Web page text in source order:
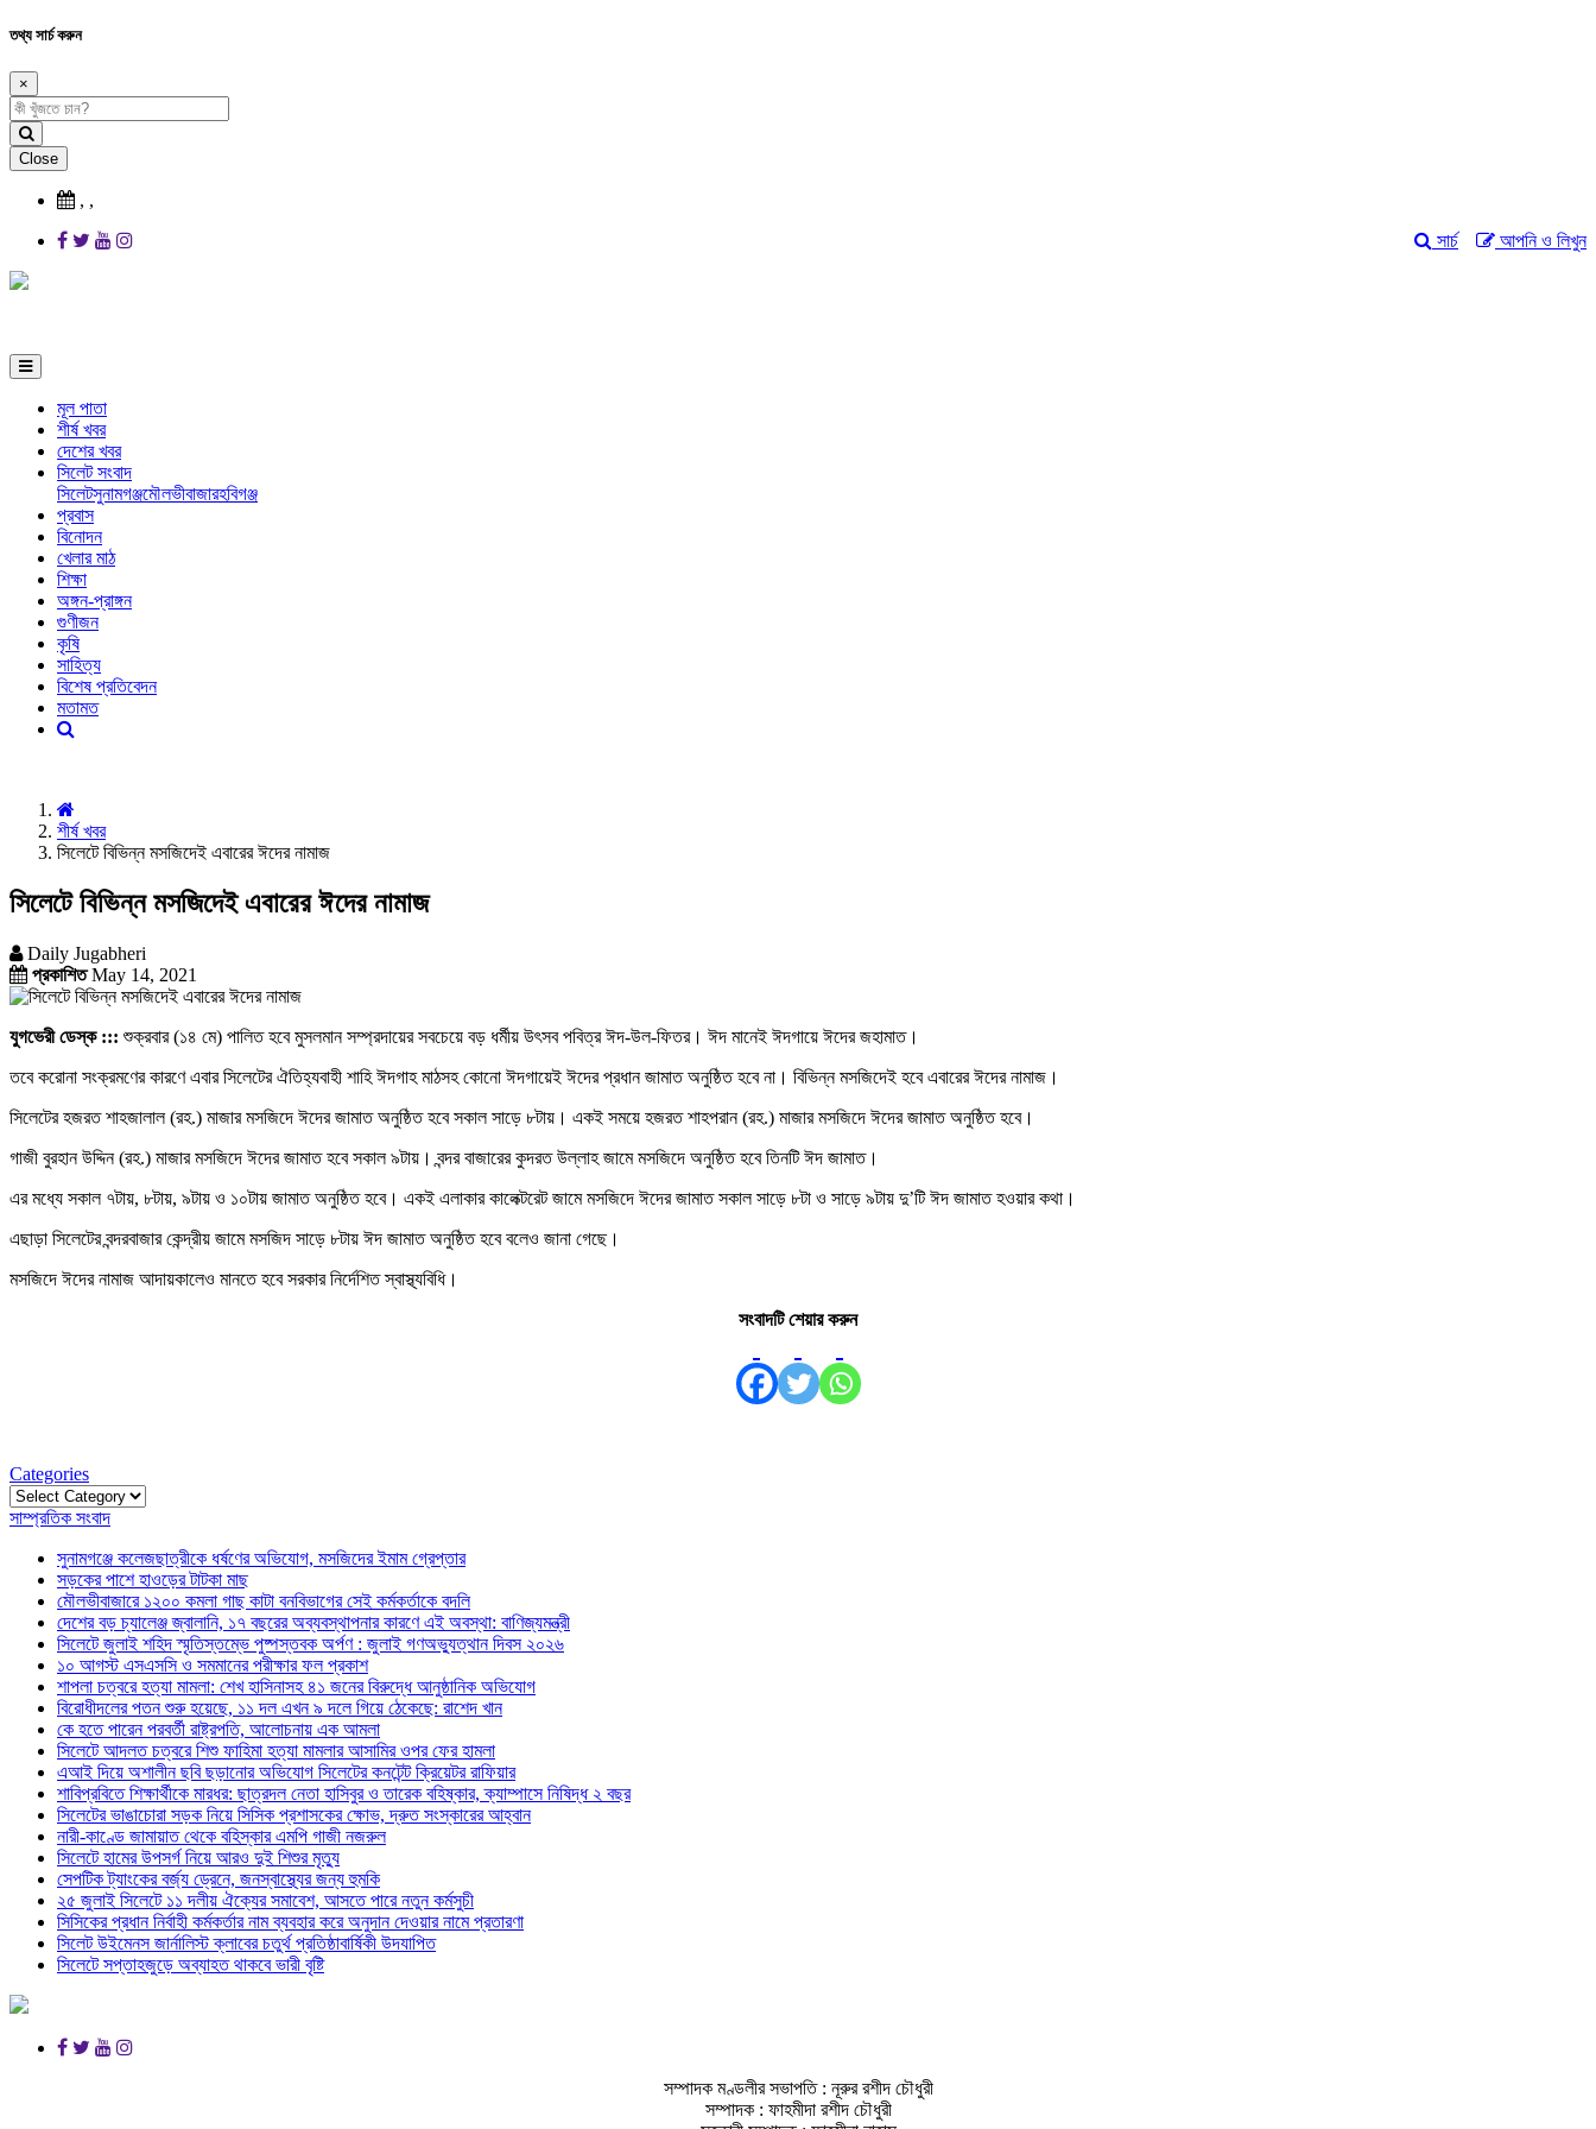
তথ্য সার্চ করুন
×
Close
, ,
আপনি ও লিখুন
সার্চ
মূল পাতা
শীর্ষ খবর
দেশের খবর
সিলেট সংবাদ
সিলেটসুনামগঞ্জমৌলভীবাজারহবিগঞ্জ
প্রবাস
বিনোদন
খেলার মাঠ
শিক্ষা
অঙ্গন-প্রাঙ্গন
গুণীজন
কৃষি
সাহিত্য
বিশেষ প্রতিবেদন
মতামত
শীর্ষ খবর
সিলেটে বিভিন্ন মসজিদেই এবারের ঈদের নামাজ
সিলেটে বিভিন্ন মসজিদেই এবারের ঈদের নামাজ
Daily Jugabheri
প্রকাশিতMay 14, 2021
যুগভেরী ডেস্ক ::: শুক্রবার (১৪ মে) পালিত হবে মুসলমান সম্প্রদায়ের সবচেয়ে বড় ধর্মীয় উৎসব পবিত্র ঈদ-উল-ফিতর। ঈদ মানেই ঈদগায়ে ঈদের জহামাত।
তবে করোনা সংক্রমণের কারণে এবার সিলেটের ঐতিহ্যবাহী শাহি ঈদগাহ মাঠসহ কোনো ঈদগায়েই ঈদের প্রধান জামাত অনুষ্ঠিত হবে না। বিভিন্ন মসজিদেই হবে এবারের ঈদের নামাজ।
সিলেটের হজরত শাহজালাল (রহ.) মাজার মসজিদে ঈদের জামাত অনুষ্ঠিত হবে সকাল সাড়ে ৮টায়। একই সময়ে হজরত শাহপরান (রহ.) মাজার মসজিদে ঈদের জামাত অনুষ্ঠিত হবে।
গাজী বুরহান উদ্দিন (রহ.) মাজার মসজিদে ঈদের জামাত হবে সকাল ৯টায়। বন্দর বাজারের কুদরত উল্লাহ জামে মসজিদে অনুষ্ঠিত হবে তিনটি ঈদ জামাত।
এর মধ্যে সকাল ৭টায়, ৮টায়, ৯টায় ও ১০টায় জামাত অনুষ্ঠিত হবে। একই এলাকার কালেক্টরেট জামে মসজিদে ঈদের জামাত সকাল সাড়ে ৮টা ও সাড়ে ৯টায় দু’টি ঈদ জামাত হওয়ার কথা।
এছাড়া সিলেটের বন্দরবাজার কেন্দ্রীয় জামে মসজিদ সাড়ে ৮টায় ঈদ জামাত অনুষ্ঠিত হবে বলেও জানা গেছে।
মসজিদে ঈদের নামাজ আদায়কালেও মানতে হবে সরকার নির্দেশিত স্বাস্থ্যবিধি।
সংবাদটি শেয়ার করুন
Categories
Categories
সাম্প্রতিক সংবাদ
সুনামগঞ্জে কলেজছাত্রীকে ধর্ষণের অভিযোগ, মসজিদের ইমাম গ্রেপ্তার
সড়কের পাশে হাওড়ের টাটকা মাছ
মৌলভীবাজারে ১২০০ কমলা গাছ কাটা বনবিভাগের সেই কর্মকর্তাকে বদলি
দেশের বড় চ্যালেঞ্জ জ্বালানি, ১৭ বছরের অব্যবস্থাপনার কারণে এই অবস্থা: বাণিজ্যমন্ত্রী
সিলেটে জুলাই শহিদ স্মৃতিস্তম্ভে পুষ্পস্তবক অর্পণ : জুলাই গণঅভ্যুত্থান দিবস ২০২৬
১০ আগস্ট এসএসসি ও সমমানের পরীক্ষার ফল প্রকাশ
শাপলা চত্বরে হত্যা মামলা: শেখ হাসিনাসহ ৪১ জনের বিরুদ্ধে আনুষ্ঠানিক অভিযোগ
বিরোধীদলের পতন শুরু হয়েছে, ১১ দল এখন ৯ দলে গিয়ে ঠেকেছে: রাশেদ খান
কে হতে পারেন পরবর্তী রাষ্ট্রপতি, আলোচনায় এক আমলা
সিলেটে আদলত চত্বরে শিশু ফাহিমা হত্যা মামলার আসামির ওপর ফের হামলা
এআই দিয়ে অশালীন ছবি ছড়ানোর অভিযোগ সিলেটের কনটেন্ট ক্রিয়েটর রাফিয়ার
শাবিপ্রবিতে শিক্ষার্থীকে মারধর: ছাত্রদল নেতা হাসিবুর ও তারেক বহিষ্কার, ক্যাম্পাসে নিষিদ্ধ ২ বছর
সিলেটের ভাঙাচোরা সড়ক নিয়ে সিসিক প্রশাসকের ক্ষোভ, দ্রুত সংস্কারের আহ্বান
নারী-কাণ্ডে জামায়াত থেকে বহিস্কার এমপি গাজী নজরুল
সিলেটে হামের উপসর্গ নিয়ে আরও দুই শিশুর মৃত্যু
সেপটিক ট্যাংকের বর্জ্য ড্রেনে, জনস্বাস্থ্যের জন্য হুমকি
২৫ জুলাই সিলেটে ১১ দলীয় ঐক্যের সমাবেশ, আসতে পারে নতুন কর্মসুচী
সিসিকের প্রধান নির্বাহী কর্মকর্তার নাম ব্যবহার করে অনুদান দেওয়ার নামে প্রতারণা
সিলেট উইমেনস জার্নালিস্ট ক্লাবের চতুর্থ প্রতিষ্ঠাবার্ষিকী উদযাপিত
সিলেটে সপ্তাহজুড়ে অব্যাহত থাকবে ভারী বৃষ্টি
সম্পাদক মণ্ডলীর সভাপতি : নূরুর রশীদ চৌধুরী
সম্পাদক : ফাহমীদা রশীদ চৌধুরী